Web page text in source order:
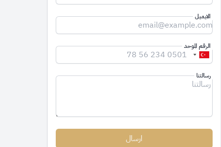
الايميل
الرقم الموحد
رسالتنا
ارسال